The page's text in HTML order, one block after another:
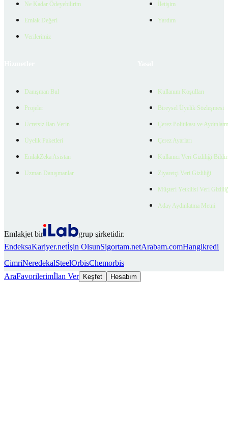
Ne Kadar Ödeyebilirim
Emlak Değeri
Verilerimiz
İletişim
Yardım
Danışman Bul
Projeler
Ücretsiz İlan Verin
Üyelik Paketleri
EmlakZeka Asistan
Uzman Danışmanlar
Kullanım Koşulları
Bireysel Üyelik Sözleşmesi
Çerez Politikası ve
Çerez Ayarları
Kullanıcı Veri Gizliliği
Ziyaretçi Veri Gizliliği
Müşteri Yetkilisi Veri
Aday Aydınlatma Metni
Emlakjet bir
grup şirketidir.
EndeksaKariyer.netİşin OlsunSigortam.netArabam.comHangikredi
CimriNeredekalSteelOrbisChemorbis
AraFavorilerimİlan Ver Keşfet Hesabım